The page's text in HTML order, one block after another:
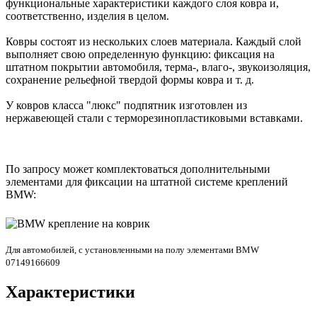
функциональные характеристики каждого слоя ковра и,
соответственно, изделия в целом.
Ковры состоят из нескольких слоев материала. Каждый слой
выполняет свою определенную функцию: фиксация на
штатном покрытии автомобиля, терма-, влаго-, звукоизоляция,
сохранение рельефной твердой формы ковра и т. д.
У ковров класса "люкс" подпятник изготовлен из
нержавеющей стали с терморезинопластиковыми вставками.
По запросу может комплектоваться дополнительными
элементами для фиксации на штатной системе креплений
BMW:
Для автомобилей, с установленными на полу элементами BMW
07149166609
Характеристики